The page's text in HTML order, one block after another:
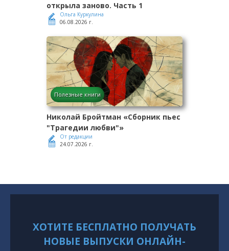
открыла заново. Часть 1
Ольга Куркулина
06.08.2026 г.
Полезные книги
Николай Бройтман «Сборник пьес
"Трагедии любви"»
От редакции
24.07.2026 г.
ХОТИТЕ БЕСПЛАТНО ПОЛУЧАТЬ
НОВЫЕ ВЫПУСКИ ОНЛАЙН-